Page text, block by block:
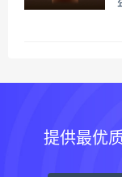
提供最优